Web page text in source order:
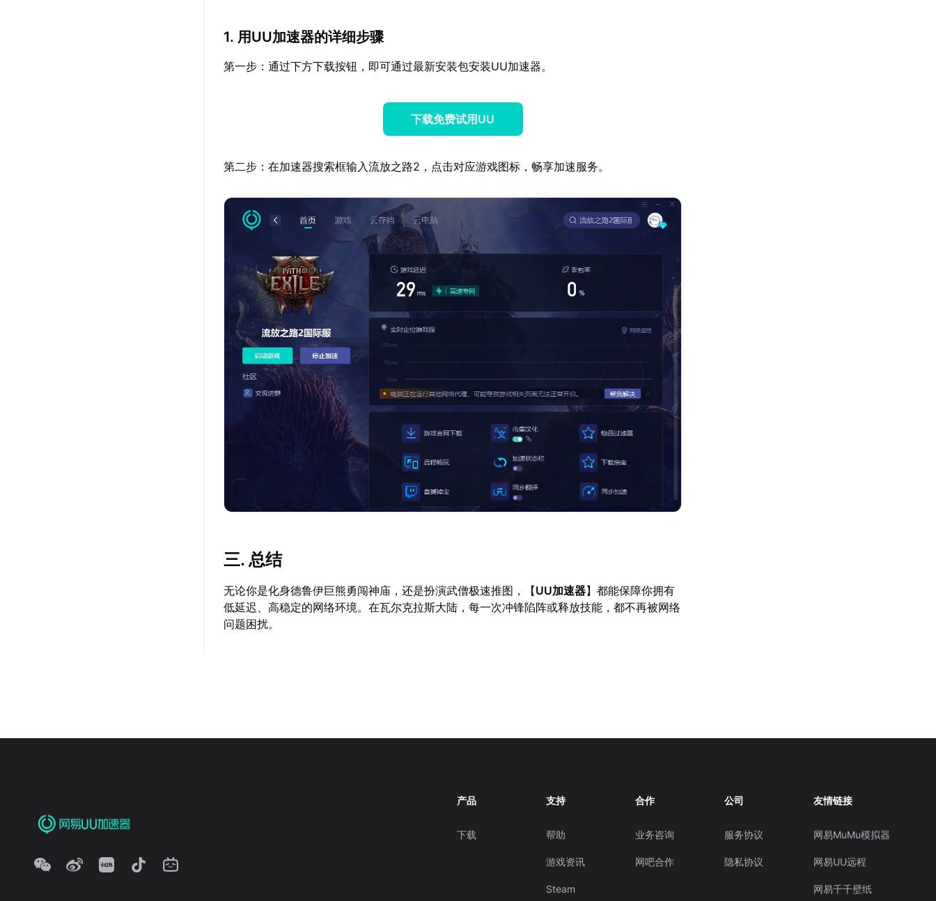
1. 用UU加速器的详细步骤
第一步：通过下方下载按钮，即可通过最新安装包安装UU加速器。
下载免费试用UU
第二步：在加速器搜索框输入流放之路2，点击对应游戏图标，畅享加速服务。
三. 总结
无论你是化身德鲁伊巨熊勇闯神庙，还是扮演武僧极速推图，【UU加速器】都能保障你拥有
低延迟、高稳定的网络环境。在瓦尔克拉斯大陆，每一次冲锋陷阵或释放技能，都不再被网络
问题困扰。
产品
下载
支持
帮助
游戏资讯
Steam
合作
业务咨询
网吧合作
公司
服务协议
隐私协议
友情链接
网易MuMu模拟器
网易UU远程
网易千千壁纸